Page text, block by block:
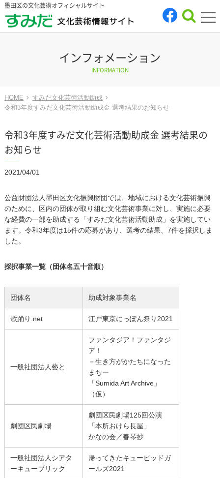
墨田区の文化芸術オフィシャルサイト
インフォメーション
INFORMATION
HOME
すみだ文化芸術活動助成
令和3年度すみだ文化芸術活動助成金 選考結果のお知らせ
令和3年度すみだ文化芸術活動助成金 選考結果の
お知らせ
2021/04/01
公益財団法人墨田区文化振興財団では、地域における文化芸術振興
のために、区内の団体が取り組む文化芸術事業に対し、実施に必要
な経費の一部を助成する「すみだ文化芸術活動助成」を実施してい
ます。令和3年度は15件の応募があり、選考の結果、7件を採択しま
した。
採択事業一覧（団体名五十音順）
団体名 助成対象事業名
歌踊り.net 江戸東京にっぽん祭り2021
一般社団法人藝と
ファンタジア！ファンタジ
ア！
－生き方がかたちになった
まちー
「Sumida Art Archive」
（仮）
劇団区民劇場
劇団区民劇場125回公演
「本所おけら長屋」
かなの会／春琴抄
一般社団法人シアタ
ーキューブリック
帰ってきたキューピッドガ
ールズ2021